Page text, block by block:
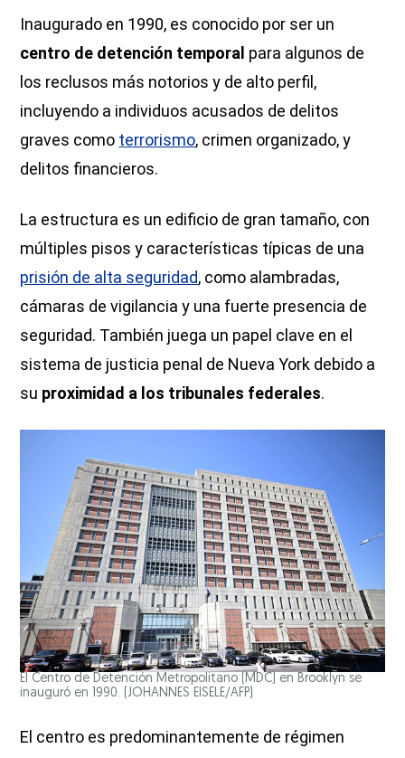
Inaugurado en 1990, es conocido por ser un
centro de detención temporal para algunos de
los reclusos más notorios y de alto perfil,
incluyendo a individuos acusados de delitos
graves como terrorismo, crimen organizado, y
delitos financieros.
La estructura es un edificio de gran tamaño, con
múltiples pisos y características típicas de una
prisión de alta seguridad, como alambradas,
cámaras de vigilancia y una fuerte presencia de
seguridad. También juega un papel clave en el
sistema de justicia penal de Nueva York debido a
su proximidad a los tribunales federales.
El Centro de Detención Metropolitano (MDC) en Brooklyn se
inauguró en 1990. (JOHANNES EISELE/AFP)
El centro es predominantemente de régimen